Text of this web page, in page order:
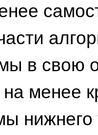
в свою
на менее
нижнего